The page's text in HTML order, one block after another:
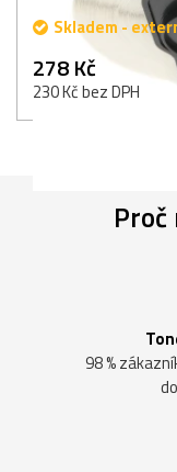
Skladem -
278 Kč
230 Kč bez DPH
Proč
98 %